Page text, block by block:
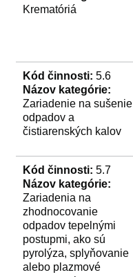
Krematóriá
Kód činnosti: 5.6
Názov kategórie:
Zariadenie na sušenie
odpadov a
čistiarenských kalov
Kód činnosti: 5.7
Názov kategórie:
Zariadenia na
zhodnocovanie
odpadov tepelnými
postupmi, ako sú
pyrolýza, splyňovanie
alebo plazmové